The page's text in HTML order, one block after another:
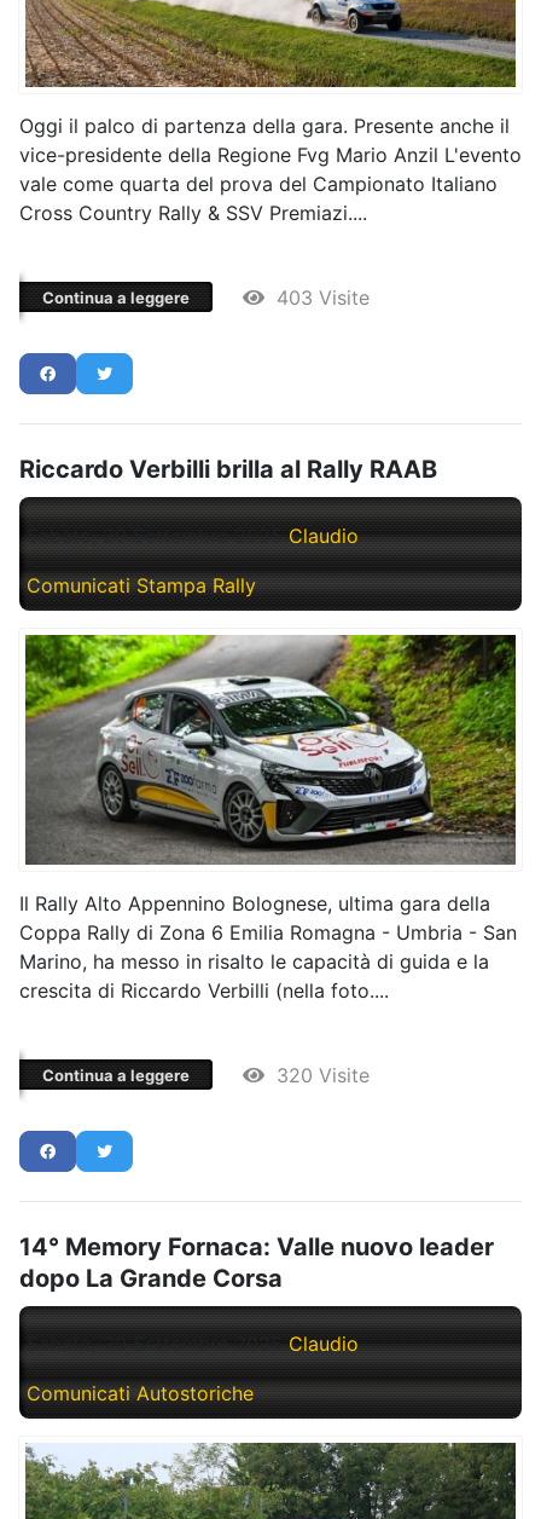
Oggi il palco di partenza della gara. Presente anche il
vice-presidente della Regione Fvg Mario Anzil L'evento
vale come quarta del prova del Campionato Italiano
Cross Country Rally & SSV Premiazi....
Continua a leggere 403 Visite
Riccardo Verbilli brilla al Rally RAAB
Sabato, 20 Settembre 2025 Claudio
Comunicati Stampa Rally
Il Rally Alto Appennino Bolognese, ultima gara della
Coppa Rally di Zona 6 Emilia Romagna - Umbria - San
Marino, ha messo in risalto le capacità di guida e la
crescita di Riccardo Verbilli (nella foto....
Continua a leggere 320 Visite
14° Memory Fornaca: Valle nuovo leader
dopo La Grande Corsa
Sabato, 20 Settembre 2025 Claudio
Comunicati Autostoriche